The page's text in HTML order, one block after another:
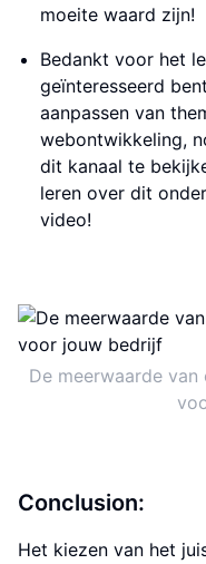
moeite waard zijn!
Bedankt voor het
geïnteresseerd
aanpassen van
webontwikkeling,
dit kanaal te
leren over dit
video!
De meerwaarde
Conclusion:
Het kiezen van het